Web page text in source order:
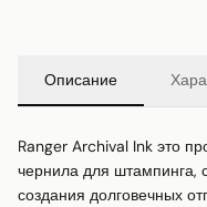
Описание
Ranger Archival Ink это
чернила для штампинга,
создания долговечных